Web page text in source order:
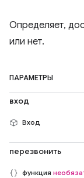
Определяет,
или нет.
ПАРАМЕТРЫ
вход
Вход
перезвонить
функция